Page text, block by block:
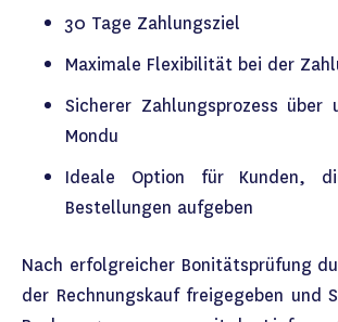
30 Tage Zahlungsziel
Maximale Flexibilität bei der
Sicherer Zahlungsprozess über
Mondu
Ideale Option für Kunden,
Bestellungen aufgeben
Nach erfolgreicher Bonitätsprüfung
der Rechnungskauf freigegeben und